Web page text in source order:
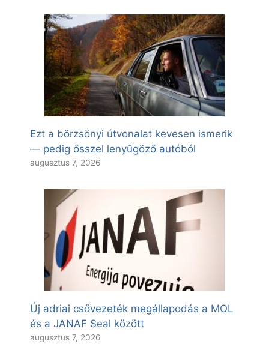
Ezt a börzsönyi útvonalat kevesen ismerik
— pedig ősszel lenyűgöző autóból
augusztus 7, 2026
Új adriai csővezeték megállapodás a MOL
és a JANAF Seal között
augusztus 7, 2026